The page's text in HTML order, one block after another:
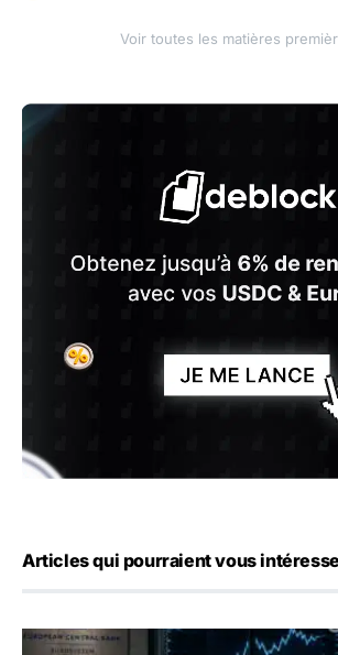
Voir toutes les matières
Articles qui pourraient vous
Yen : Washington a vendu des euros